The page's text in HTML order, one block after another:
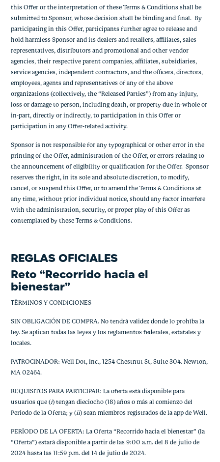
this Offer or the interpretation of these Terms & Conditions shall be
submitted to Sponsor, whose decision shall be binding and final. By
participating in this Offer, participants further agree to release and
hold harmless Sponsor and its dealers and retailers, affiliates, sales
representatives, distributors and promotional and other vendor
agencies, their respective parent companies, affiliates, subsidiaries,
service agencies, independent contractors, and the officers, directors,
employees, agents and representatives of any of the above
organizations (collectively, the “Released Parties”) from any injury,
loss or damage to person, including death, or property due in-whole or
in-part, directly or indirectly, to participation in this Offer or
participation in any Offer-related activity.
Sponsor is not responsible for any typographical or other error in the
printing of the Offer, administration of the Offer, or errors relating to
the announcement of eligibility or qualification for the Offer. Sponsor
reserves the right, in its sole and absolute discretion, to modify,
cancel, or suspend this Offer, or to amend the Terms & Conditions at
any time, without prior individual notice, should any factor interfere
with the administration, security, or proper play of this Offer as
contemplated by these Terms & Conditions.
REGLAS OFICIALES
Reto “Recorrido hacia el
bienestar”
TÉRMINOS Y CONDICIONES
SIN OBLIGACIÓN DE COMPRA. No tendrá validez donde lo prohíba la
ley. Se aplican todas las leyes y los reglamentos federales, estatales y
locales.
PATROCINADOR: Well Dot, Inc., 1254 Chestnut St, Suite 304. Newton,
MA 02464.
REQUISITOS PARA PARTICIPAR: La oferta está disponible para
usuarios que (i) tengan dieciocho (18) años o más al comienzo del
Período de la Oferta; y (ii) sean miembros registrados de la app de Well.
PERÍODO DE LA OFERTA: La Oferta “Recorrido hacia el bienestar” (la
“Oferta”) estará disponible a partir de las 9:00 a.m. del 8 de julio de
2024 hasta las 11:59 p.m. del 14 de julio de 2024.